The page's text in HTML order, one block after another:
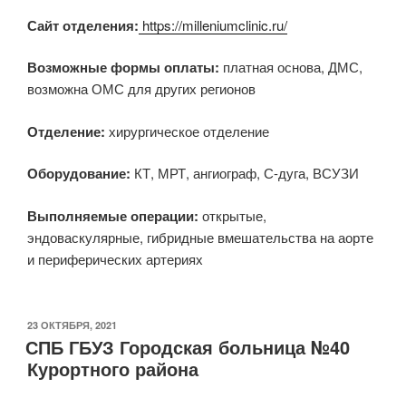
Сайт отделения: https://milleniumclinic.ru/
Возможные формы оплаты: платная основа, ДМС,
возможна ОМС для других регионов
Отделение: хирургическое отделение
Оборудование: КТ, МРТ, ангиограф, С-дуга, ВСУЗИ
Выполняемые операции: открытые,
эндоваскулярные, гибридные вмешательства на аорте
и периферических артериях
ОПУБЛИКОВАНО
23 ОКТЯБРЯ, 2021
СПБ ГБУЗ Городская больница №40
Курортного района